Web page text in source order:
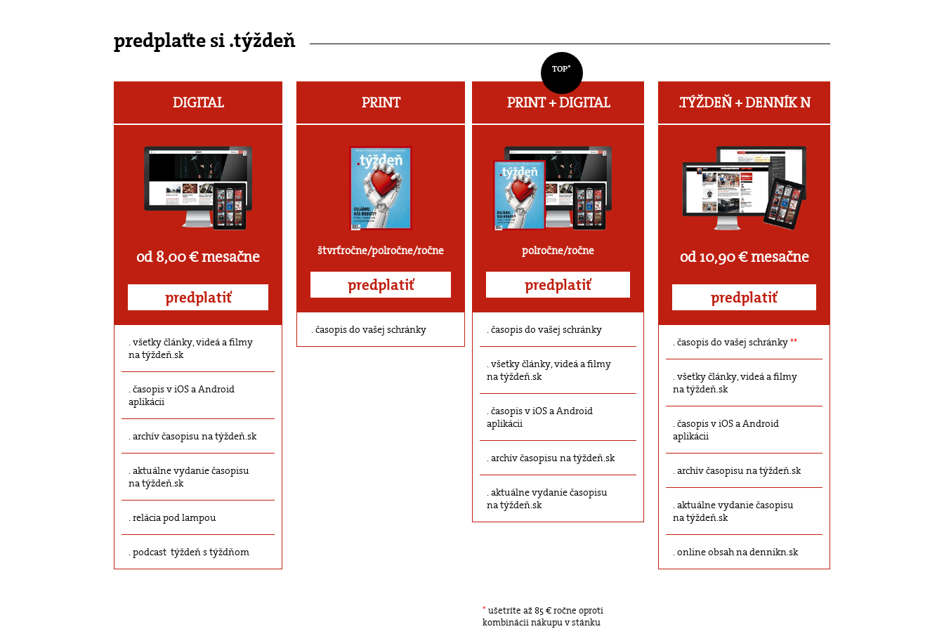
predplaťte si .týždeň
DIGITAL
od 8,00 € mesačne
predplatiť
všetky články, videá a filmy
na týždeň.sk
časopis v iOS a Android
aplikácii
archív časopisu na týždeň.sk
aktuálne vydanie časopisu
na týždeň.sk
relácia pod lampou
podcast týždeň s týždňom
PRINT
štvrťročne/polročne/ročne
predplatiť
časopis do vašej schránky
TOP*
PRINT + DIGITAL
polročne/ročne
predplatiť
časopis do vašej schránky
všetky články, videá a filmy
na týždeň.sk
časopis v iOS a Android
aplikácii
archív časopisu na týždeň.sk
aktuálne vydanie časopisu
na týždeň.sk
.TÝŽDEŇ +DENNÍK N
od 10,90 € mesačne
predplatiť
časopis do vašej schránky**
všetky články, videá a filmy
na týždeň.sk
časopis v iOS a Android
aplikácii
archív časopisu na týždeň.sk
aktuálne vydanie časopisu
na týždeň.sk
online obsah na dennikn.sk
* ušetríte až 85 € ročne oproti
kombinácii nákupu v stánku